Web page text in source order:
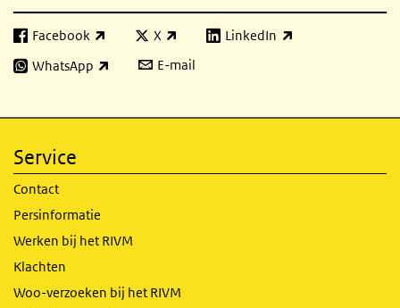
Facebook
(externe link) X
(externe link) LinkedIn
(externe link)
WhatsApp
(externe link) E-mail
Service
Contact
Persinformatie
Werken bij het RIVM
Klachten
Woo-verzoeken bij het RIVM